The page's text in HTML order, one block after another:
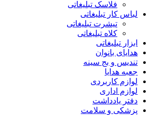
فلاسک تبلیغاتی
لباس کار تبلیغاتی
تیشرت تبلیغاتی
کلاه تبلیغاتی
ابزار تبلیغاتی
هدایای بانوان
تندیس و بج سینه
جعبه هدایا
لوازم کاربردی
لوازم اداری
دفتر یادداشت
پزشکی و سلامت